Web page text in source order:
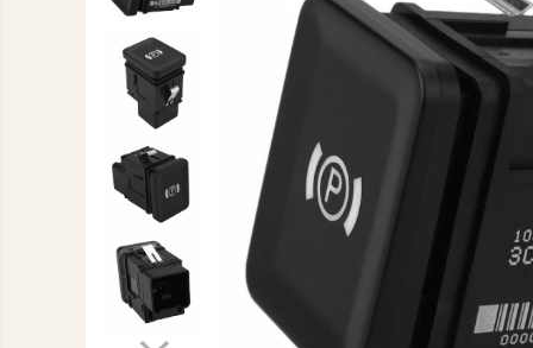
Seturi Butoane
Butoane Blocare/Deblocare
Buton Clapeta Rezervor
Buton Portbagaj
Alte Butoane/Comutatoare
Butoane Semnalizare
Accesorii Auto Exterior
Husa Auto / Prelata Auto
Paravanturi Auto / Deflectoare Aer
Iluminat
Auto
Piese
Auto
Accesorii
Camioane
Uleiuri
Lichide